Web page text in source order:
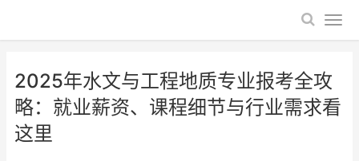
2025年水文与工程地质专业报考全攻
略：就业薪资、课程细节与行业需求看
这里